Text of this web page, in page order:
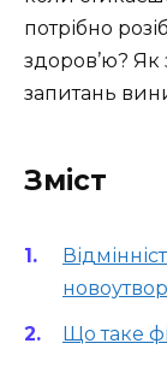
потрібно
здоров’ю? Як
запитань
Зміст
Що таке